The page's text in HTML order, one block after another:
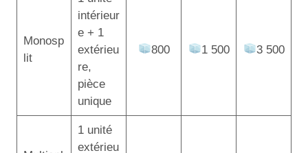
Monosp
lit
intérieur
e + 1
extérieu
re,
pièce
unique
800 1 500 3 500
1 unité
extérieu